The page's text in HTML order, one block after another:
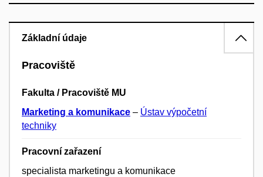
Základní údaje
Pracoviště
Fakulta / Pracoviště MU
Marketing a komunikace – Ústav výpočetní
techniky
Pracovní zařazení
specialista marketingu a komunikace